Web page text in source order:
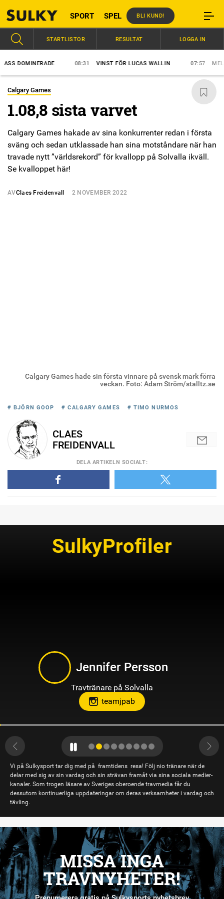
SPORT SPEL BLI KUND!
DOMINERADE 08:31 VINST FÖR LUCAS WALLIN 07:57
STARTLISTOR RESULTAT LOGGA IN
Calgary Games
1.08,8 sista varvet
Calgary Games hakade av sina konkurrenter redan i första
sväng och sedan utklassade han sina motståndare när han
travade nytt ”världsrekord” för kvallopp på Solvalla ikväll.
Se kvalloppet här!
AVClaes Freidenvall 2 NOVEMBER 2022
Calgary Games hade sin första vinnare på svensk mark förra
veckan. Foto: Adam Ström/stalltz.se
# BJÖRN GOOP # CALGARY GAMES # TIMO NURMOS
CLAES
FREIDENVALL
DELA ARTIKELN SOCIALT:
SulkyProfiler
Jennifer Persson
Travtränare på Solvalla
teamjpab
Vi på Sulkysport tar dig med på framtidens resa! Följ nio tränare när de
delar med sig av sin vardag och sin strävan framåt via sina sociala medier-
kanaler. Som trogen läsare av Sveriges oberoende travmedia får du
dessutom kontinuerliga uppdateringar om deras verksamheter i vardag och
tävling.
MISSA INGA
TRAVNYHETER!